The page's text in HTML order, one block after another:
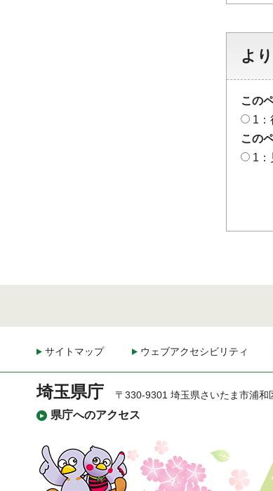
よ
この
1：
この
1：
サイトマップ ウェブアクセシビリティ
埼玉県庁
県庁へのアクセス
〒330-9301 埼玉県さいたま市浦和